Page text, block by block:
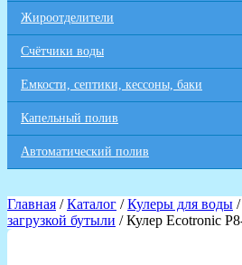
Жироотделители
Счётчики воды
Емкости, септики, кессоны, баки
Капельный полив
Автоматический полив
Главная /Каталог /Кулеры для воды /
загрузкой бутыли / Кулер Ecotronic